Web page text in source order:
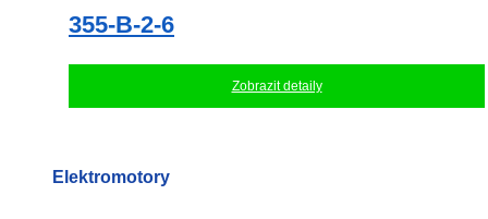
355-B-2-6
Zobrazit detaily
Elektromotory